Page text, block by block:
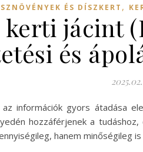
ÉS DÍSZKERT ,
kerti jácint
és
információk gyors átadása
hozzáférjenek a
hanem minőségileg